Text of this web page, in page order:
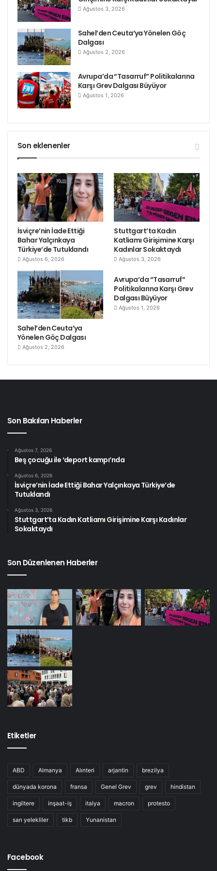
Ağustos 3, 2026
Sahel’den Ceuta’ya Yönelen Göç
Dalgası
Ağustos 2, 2026
Avrupa’da “Tasarruf” Politikalarına
Karşı Grev Dalgası Büyüyor
Ağustos 1, 2026
Son eklenenler
İsviçre’nin İade Ettiği
Bahar Yalçınkaya
Türkiye’de Tutuklandı
Ağustos 6, 2026
Stuttgart’ta Kadın
Katliamı Girişimine Karşı
Kadınlar Sokaktaydı
Ağustos 3, 2026
Sahel’den Ceuta’ya
Yönelen Göç Dalgası
Ağustos 2, 2026
Avrupa’da “Tasarruf”
Politikalarına Karşı Grev
Dalgası Büyüyor
Ağustos 1, 2026
Son Bakılan Haberler
Ağustos 7, 2026
Beş çocuğu ile ‘deport kampı’nda
Ağustos 6, 2026
İsviçre’nin İade Ettiği Bahar Yalçınkaya Türkiye’de
Tutuklandı
Ağustos 3, 2026
Stuttgart’ta Kadın Katliamı Girişimine Karşı Kadınlar
Sokaktaydı
Son Düzenlenen Haberler
Etiketler
ABD Almanya Alınteri arjantin brezilya
dünyada korona fransa Genel Grev grev hindistan
ingiltere inşaat-iş italya macron protesto
sarı yelekliler tikb Yunanistan
Facebook